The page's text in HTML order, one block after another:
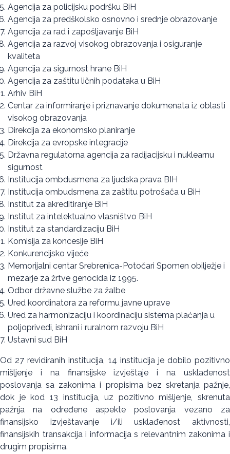
Agencija za policijsku podršku BiH
Agencija za predškolsko osnovno i srednje obrazovanje
Agencija za rad i zapošljavanje BiH
Agencija za razvoj visokog obrazovanja i osiguranje
kvaliteta
Agencija za sigurnost hrane BiH
Agencija za zaštitu ličnih podataka u BiH
Arhiv BiH
Centar za informiranje i priznavanje dokumenata iz oblasti
visokog obrazovanja
Direkcija za ekonomsko planiranje
Direkcija za evropske integracije
Državna regulatorna agencija za radijacijsku i nuklearnu
sigurnost
Institucija ombdusmena za ljudska prava BIH
Institucija ombudsmena za zaštitu potrošača u BiH
Institut za akreditiranje BiH
Institut za intelektualno vlasništvo BiH
Institut za standardizaciju BiH
Komisija za koncesije BiH
Konkurencijsko vijeće
Memorijalni centar Srebrenica-Potočari Spomen obilježje i
mezarje za žrtve genocida iz 1995.
Odbor državne službe za žalbe
Ured koordinatora za reformu javne uprave
Ured za harmonizaciju i koordinaciju sistema plaćanja u
poljoprivedi, ishrani i ruralnom razvoju BiH
Ustavni sud BiH
Od 27 revidiranih institucija, 14 institucija je dobilo pozitivno
mišljenje i na finansijske izvještaje i na usklađenost
poslovanja sa zakonima i propisima bez skretanja pažnje,
dok je kod 13 institucija, uz pozitivno mišljenje, skrenuta
pažnja na određene aspekte poslovanja vezano za
finansijsko izvještavanje i/ili usklađenost aktivnosti,
finansijskih transakcija i informacija s relevantnim zakonima i
drugim propisima.